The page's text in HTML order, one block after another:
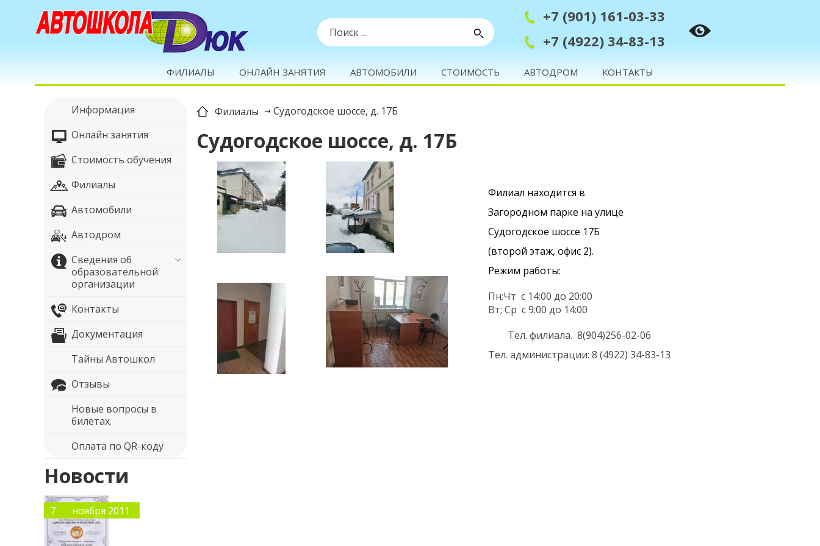
Москва, ул. Московская, д.1 офис 1
+7 (4922) 34-83-13
+7 (901) 161-03-33
ФИЛИАЛЫ ОНЛАЙН ЗАНЯТИЯ АВТОМОБИЛИ СТОИМОСТЬ АВТОДРОМ КОНТАКТЫ
Информация
Онлайн занятия
Стоимость обучения
Филиалы
Автомобили
Автодром
Сведения об
образовательной
организации
Контакты
Документация
Тайны Автошкол
Отзывы
Новые вопросы в
билетах.
Оплата по QR-коду
Новости
7 ноября 2011
Филиалы Судогодское шоссе, д. 17Б
Судогодское шоссе, д. 17Б
Филиал находится в
Загородном парке на улице
Судогодское шоссе 17Б
(второй этаж, офис 2).
Режим работы:
Пн;Чт с 14:00 до 20:00
Вт; Ср с 9:00 до 14:00
Тел. филиала. 8(904)256-02-06
Тел. администрации: 8 (4922) 34-83-13